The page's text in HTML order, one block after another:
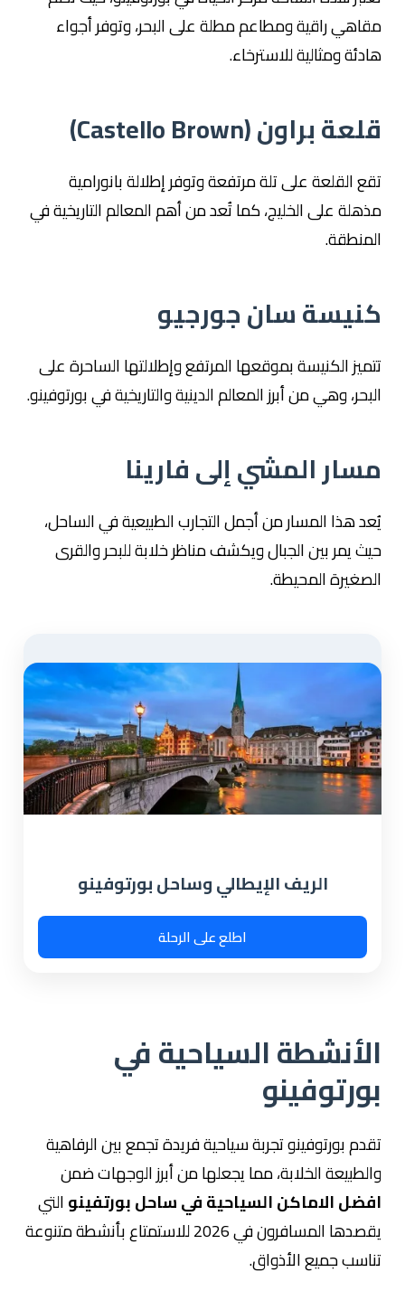
مقاهي راقية ومطاعم مطلة على البحر، وتوفر أجواء
هادئة ومثالية للاسترخاء.
قلعة براون (Castello Brown)
تقع القلعة على تلة مرتفعة وتوفر إطلالة بانورامية
مذهلة على الخليج، كما تُعد من أهم المعالم التاريخية في
المنطقة.
كنيسة سان جورجيو
تتميز الكنيسة بموقعها المرتفع وإطلالتها الساحرة على
البحر، وهي من أبرز المعالم الدينية والتاريخية في بورتوفينو.
مسار المشي إلى فارينا
يُعد هذا المسار من أجمل التجارب الطبيعية في الساحل،
حيث يمر بين الجبال ويكشف مناظر خلابة للبحر والقرى
الصغيرة المحيطة.
الريف الإيطالي وساحل بورتوفينو
اطلع على الرحلة
الأنشطة السياحية في
بورتوفينو
تقدم بورتوفينو تجربة سياحية فريدة تجمع بين الرفاهية
والطبيعة الخلابة، مما يجعلها من أبرز الوجهات ضمن
افضل الاماكن السياحية في ساحل بورتفينوالتي
يقصدها المسافرون في 2026 للاستمتاع بأنشطة متنوعة
تناسب جميع الأذواق.